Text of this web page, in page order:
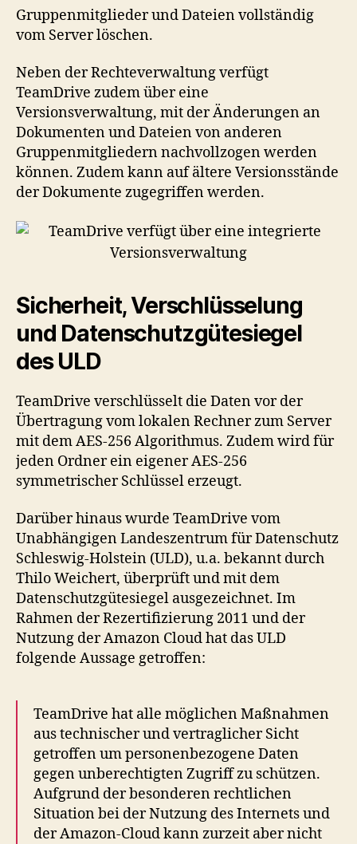
Gruppenmitglieder und Dateien vollständig
vom Server löschen.
Neben der Rechteverwaltung verfügt
TeamDrive zudem über eine
Versionsverwaltung, mit der Änderungen an
Dokumenten und Dateien von anderen
Gruppenmitgliedern nachvollzogen werden
können. Zudem kann auf ältere Versionsstände
der Dokumente zugegriffen werden.
Sicherheit, Verschlüsselung
und Datenschutzgütesiegel
des ULD
TeamDrive verschlüsselt die Daten vor der
Übertragung vom lokalen Rechner zum Server
mit dem AES-256 Algorithmus. Zudem wird für
jeden Ordner ein eigener AES-256
symmetrischer Schlüssel erzeugt.
Darüber hinaus wurde TeamDrive vom
Unabhängigen Landeszentrum für Datenschutz
Schleswig-Holstein (ULD), u.a. bekannt durch
Thilo Weichert, überprüft und mit dem
Datenschutzgütesiegel ausgezeichnet. Im
Rahmen der Rezertifizierung 2011 und der
Nutzung der Amazon Cloud hat das ULD
folgende Aussage getroffen:
TeamDrive hat alle möglichen Maßnahmen
aus technischer und vertraglicher Sicht
getroffen um personenbezogene Daten
gegen unberechtigten Zugriff zu schützen.
Aufgrund der besonderen rechtlichen
Situation bei der Nutzung des Internets und
der Amazon-Cloud kann zurzeit aber nicht